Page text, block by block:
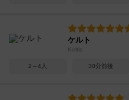
ケルト
Keltis
2～4人 30分前後